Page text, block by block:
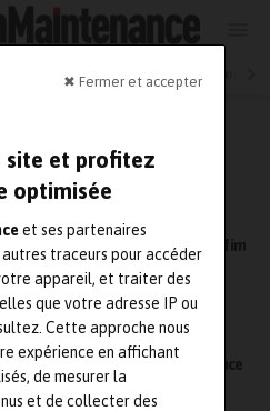
✖ Fermer et accepter
site et profitez
optimisée
et ses partenaires
traceurs pour accéder
appareil, et traiter des
que votre adresse IP ou
Cette approche nous
expérience en affichant
de mesurer la
et de collecter des
Maintenance en production
logiciels pour la maintenance
membre et partenaire de l’Afim
l’ingénierie numérique
les flux de travail et la maintenance
prédictif